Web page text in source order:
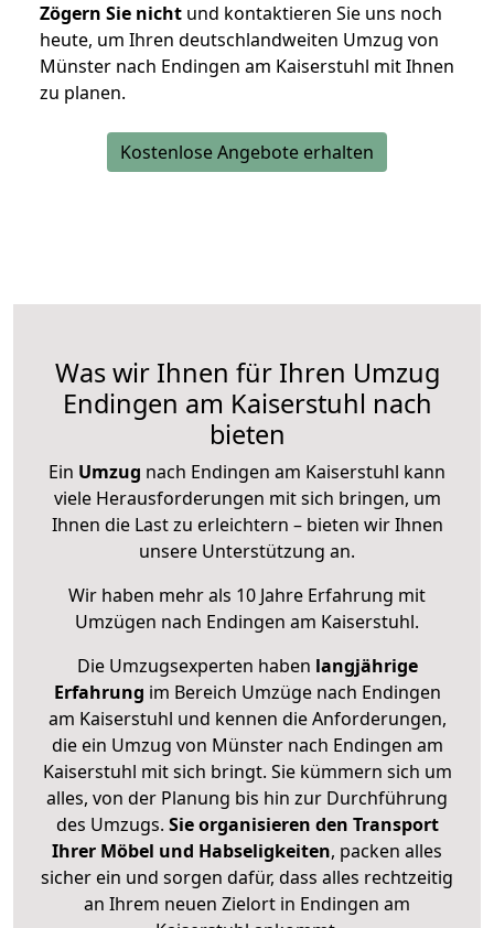
Zögern Sie nicht und kontaktieren Sie uns noch
heute, um Ihren deutschlandweiten Umzug von
Münster nach Endingen am Kaiserstuhl mit Ihnen
zu planen.
Kostenlose Angebote erhalten
Was wir Ihnen für Ihren Umzug
Endingen am Kaiserstuhl nach
bieten
Ein Umzug nach Endingen am Kaiserstuhl kann
viele Herausforderungen mit sich bringen, um
Ihnen die Last zu erleichtern – bieten wir Ihnen
unsere Unterstützung an.
Wir haben mehr als 10 Jahre Erfahrung mit
Umzügen nach Endingen am Kaiserstuhl.
Die Umzugsexperten haben langjährige
Erfahrung im Bereich Umzüge nach Endingen
am Kaiserstuhl und kennen die Anforderungen,
die ein Umzug von Münster nach Endingen am
Kaiserstuhl mit sich bringt. Sie kümmern sich um
alles, von der Planung bis hin zur Durchführung
des Umzugs. Sie organisieren den Transport
Ihrer Möbel und Habseligkeiten, packen alles
sicher ein und sorgen dafür, dass alles rechtzeitig
an Ihrem neuen Zielort in Endingen am